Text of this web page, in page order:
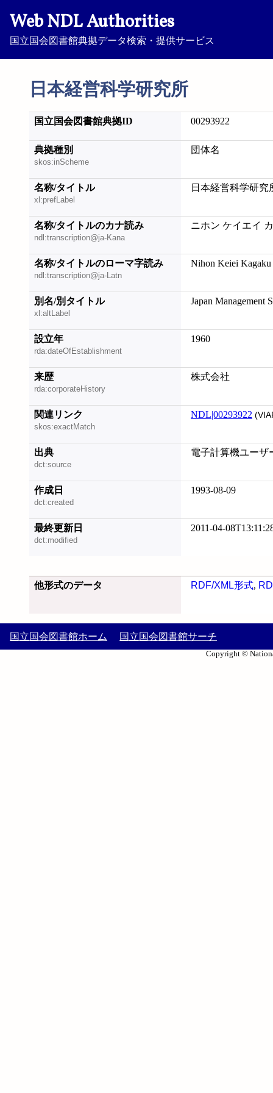
Web NDL Authorities
国立国会図書館典拠データ検索・提供サービス
日本経営科学研究所
国立国会図書館典拠ID 00293922
典拠種別
skos:inScheme
団体名
名称/タイトル
xl:prefLabel
日本経営科学研究
名称/タイトルのカナ読み
ndl:transcription@ja-Kana
ニホン ケイエイ
名称/タイトルのローマ字読み
ndl:transcription@ja-Latn
Nihon Keiei
別名/別タイトル
xl:altLabel
Japan Management
設立年
rda:dateOfEstablishment
1960
来歴
rda:corporateHistory
株式会社
関連リンク
skos:exactMatch
NDL|00293922
出典
dct:source
電子計算機ユーザ
作成日
dct:created
1993-08-09
最終更新日
dct:modified
2011-04-
他形式のデータ RDF/XML形式,
国立国会図書館ホーム 国立国会図書館サーチ
Copyright ©